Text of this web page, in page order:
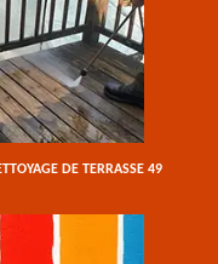
DE TERRASSE 49